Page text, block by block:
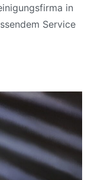
in
Service